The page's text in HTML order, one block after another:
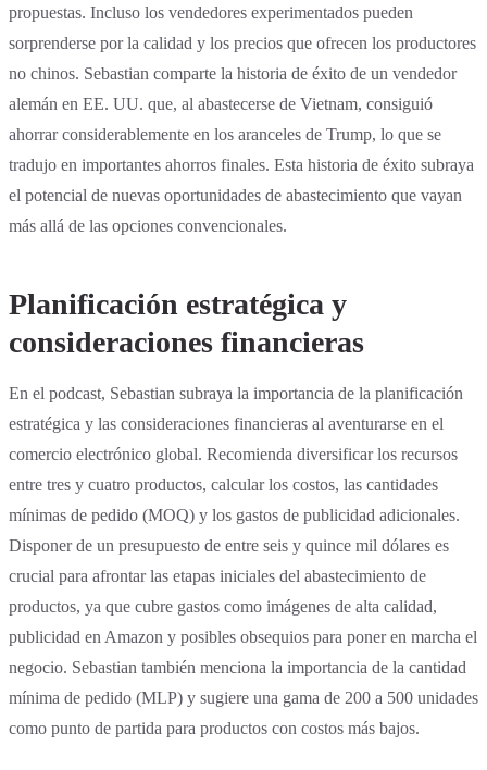
propuestas. Incluso los vendedores experimentados pueden
sorprenderse por la calidad y los precios que ofrecen los productores
no chinos. Sebastian comparte la historia de éxito de un vendedor
alemán en EE. UU. que, al abastecerse de Vietnam, consiguió
ahorrar considerablemente en los aranceles de Trump, lo que se
tradujo en importantes ahorros finales. Esta historia de éxito subraya
el potencial de nuevas oportunidades de abastecimiento que vayan
más allá de las opciones convencionales.
Planificación estratégica y
consideraciones financieras
En el podcast, Sebastian subraya la importancia de la planificación
estratégica y las consideraciones financieras al aventurarse en el
comercio electrónico global. Recomienda diversificar los recursos
entre tres y cuatro productos, calcular los costos, las cantidades
mínimas de pedido (MOQ) y los gastos de publicidad adicionales.
Disponer de un presupuesto de entre seis y quince mil dólares es
crucial para afrontar las etapas iniciales del abastecimiento de
productos, ya que cubre gastos como imágenes de alta calidad,
publicidad en Amazon y posibles obsequios para poner en marcha el
negocio. Sebastian también menciona la importancia de la cantidad
mínima de pedido (MLP) y sugiere una gama de 200 a 500 unidades
como punto de partida para productos con costos más bajos.